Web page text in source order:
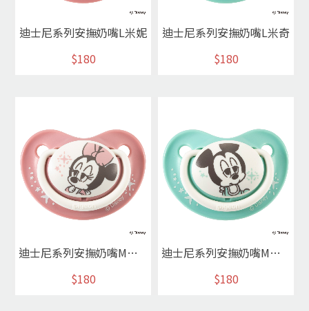
迪士尼系列安撫奶嘴L米妮
$180
迪士尼系列安撫奶嘴L米奇
$180
迪士尼系列安撫奶嘴M米妮
$180
迪士尼系列安撫奶嘴M米奇
$180